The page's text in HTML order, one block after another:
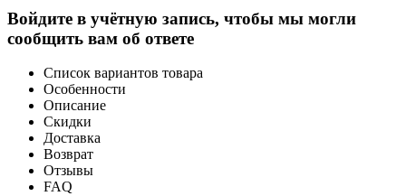
Войдите в учётную запись, чтобы мы могли
сообщить вам об ответе
Список вариантов товара
Особенности
Описание
Скидки
Доставка
Возврат
Отзывы
FAQ